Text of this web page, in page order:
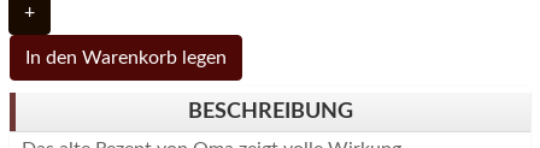
+
In den Warenkorb legen
BESCHREIBUNG